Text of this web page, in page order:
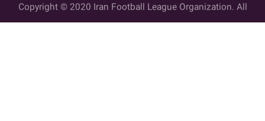
Copyright © 2020 Iran Football League Organization. All